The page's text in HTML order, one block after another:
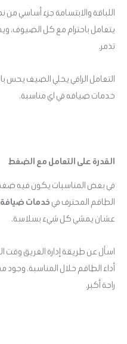
اللباقة والابتسامة جزء أساسي من
يتعامل باحترام مع كل الضيوف،
تذمر.
التعامل الراقي يخلي الضيف يحس
خدمات ضيافه في اي مناسبة.
القدرة على التعامل مع الضغط
في بعض المناسبات يكون فيه
الطاقم المحترف في خدمات ضيافة
عشان يمشي كل شيء بسلاسة.
اسأل عن طريقة إدارة الفريق
أداء الطاقم خلال المناسبة.
راحة أكبر.